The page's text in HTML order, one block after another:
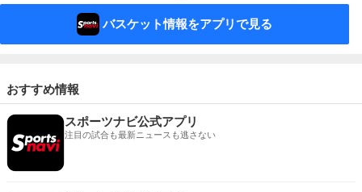
バスケット情報をアプリで見る
おすすめ情報
スポーツナビ公式アプリ
注目の試合も最新ニュースも逃さない